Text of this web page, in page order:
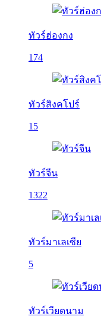
ทัวร์ฮ่องกง
174
ทัวร์สิงคโปร์
15
ทัวร์จีน
1322
ทัวร์มาเลเซีย
5
ทัวร์เวียดนาม